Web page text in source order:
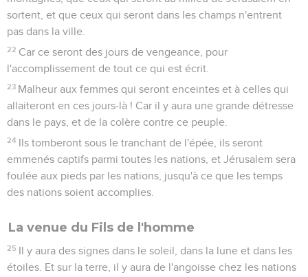
sortent, et que ceux qui seront dans les champs n'entrent
pas dans la ville.
22 Car ce seront des jours de vengeance, pour
l'accomplissement de tout ce qui est écrit.
23 Malheur aux femmes qui seront enceintes et à celles qui
allaiteront en ces jours-là ! Car il y aura une grande détresse
dans le pays, et de la colère contre ce peuple.
24 Ils tomberont sous le tranchant de l'épée, ils seront
emmenés captifs parmi toutes les nations, et Jérusalem sera
foulée aux pieds par les nations, jusqu'à ce que les temps
des nations soient accomplies.
La venue du Fils de l'homme
25 Il y aura des signes dans le soleil, dans la lune et dans les
étoiles. Et sur la terre, il y aura de l'angoisse chez les nations